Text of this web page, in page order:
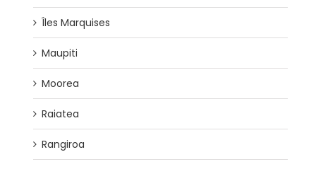
Îles Marquises
Maupiti
Moorea
Raiatea
Rangiroa